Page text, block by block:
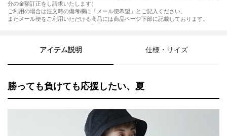
分の金額訂正をし請求いたします）
ご利用の場合は注文時の備考欄に「メール便希望」とご記入ください。
またメール便をご利用いただける商品には商品ページ下部に記載しております。
アイテム説明 仕様・サイズ
勝っても負けても応援したい、夏